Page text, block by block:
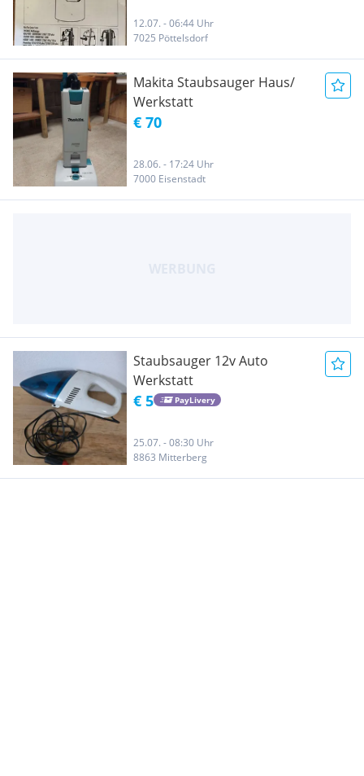
12.07. - 06:44 Uhr
7025 Pöttelsdorf
Makita Staubsauger Haus/
Werkstatt
€ 70
28.06. - 17:24 Uhr
7000 Eisenstadt
Staubsauger 12v Auto
Werkstatt
€ 5 PayLivery
25.07. - 08:30 Uhr
8863 Mitterberg